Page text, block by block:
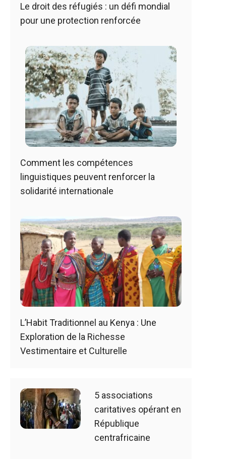
Le droit des réfugiés : un défi mondial
pour une protection renforcée
Comment les compétences
linguistiques peuvent renforcer la
solidarité internationale
L’Habit Traditionnel au Kenya : Une
Exploration de la Richesse
Vestimentaire et Culturelle
5 associations
caritatives opérant en
République
centrafricaine